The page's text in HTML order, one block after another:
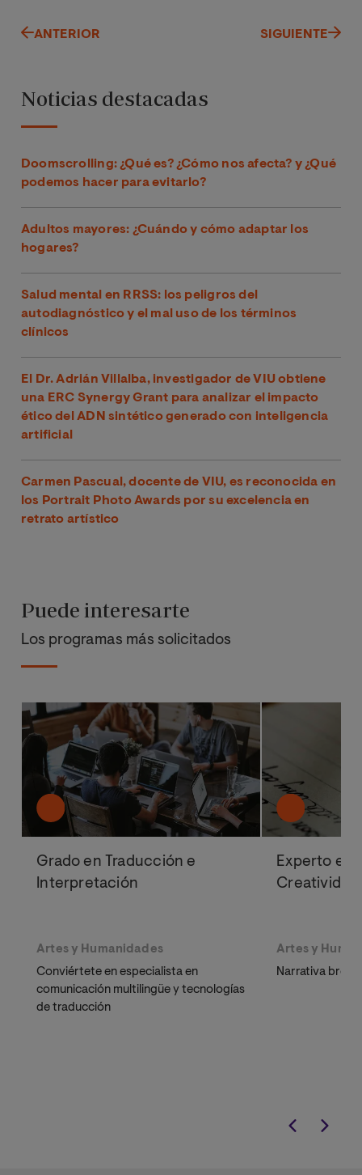
ANTERIOR SIGUIENTE
Noticias destacadas
Doomscrolling: ¿Qué es? ¿Cómo nos afecta? y ¿Qué
podemos hacer para evitarlo?
Adultos mayores: ¿Cuándo y cómo adaptar los
hogares?
Salud mental en RRSS: los peligros del
autodiagnóstico y el mal uso de los términos
clínicos
El Dr. Adrián Villalba, investigador de VIU obtiene
una ERC Synergy Grant para analizar el impacto
ético del ADN sintético generado con inteligencia
artificial
Carmen Pascual, docente de VIU, es reconocida en
los Portrait Photo Awards por su excelencia en
retrato artístico
Puede interesarte
Los programas más solicitados
Grado en Traducción e
Interpretación
Artes y Humanidades
Conviértete en especialista en
comunicación multilingüe y tecnologías
de traducción
Experto en
Creatividad
Artes y
Narrativa